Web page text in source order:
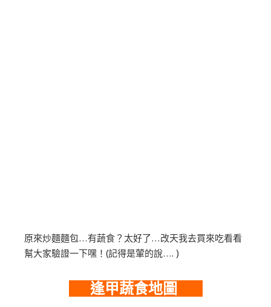
原來炒麵麵包…有蔬食？太好了…改天我去買來吃看看
幫大家驗證一下嘿！(記得是葷的說…. )
逢甲蔬食地圖